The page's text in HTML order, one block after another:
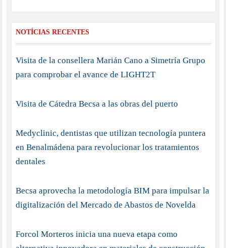
NOTÍCIAS RECENTES
Visita de la consellera Marián Cano a Simetría Grupo
para comprobar el avance de LIGHT2T
Visita de Cátedra Becsa a las obras del puerto
Medyclinic, dentistas que utilizan tecnología puntera
en Benalmádena para revolucionar los tratamientos
dentales
Becsa aprovecha la metodología BIM para impulsar la
digitalización del Mercado de Abastos de Novelda
Forcol Morteros inicia una nueva etapa como